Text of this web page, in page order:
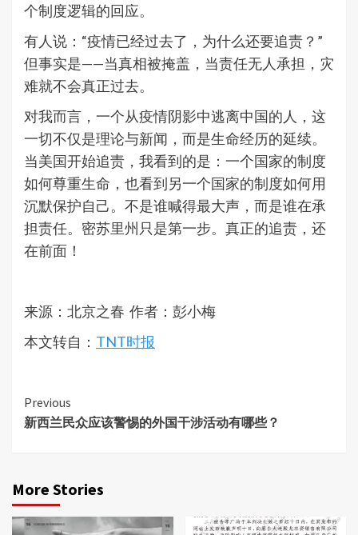
个制度逻辑的回应。
有人说：“疫情已经过去了，为什么还要追责？”
但事实是——当真相被掩盖，当责任无人承担，灾
难就不会真正过去。
对我而言，一个从疫情阴影中逃离中国的人，这
一切不仅是理论与新闻，而是生命经历的延续。
当美国开始追责，我看到的是：一个国家的制度
如何尊重生命，也看到另一个国家的制度如何用
沉默保护自己。不是谁喊得最大声，而是谁在承
担责任。密苏里州只是第一步。真正的追责，还
在前面！
来源：北京之春 作者：彭小梅
本文转自： TNT时报
Continue
Reading
Previous
新西兰民众应该警惕的外国干涉活动有哪些？
More Stories